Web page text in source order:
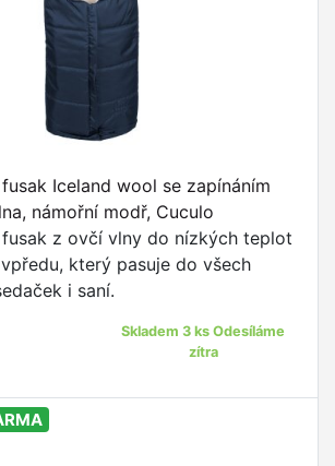
Iceland wool se zapínáním
námořní modř, Cuculo
z ovčí vlny do nízkých teplot
který pasuje do všech
i saní.
Skladem 3 ks Odesíláme
zítra